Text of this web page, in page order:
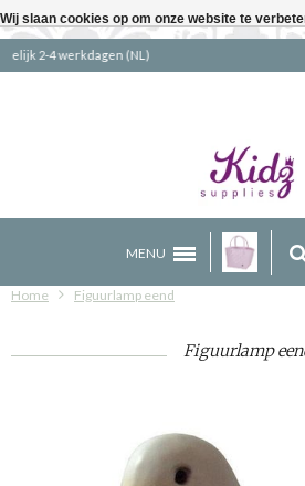
MENU
Home Figuurlamp eend
Figuurlamp
Wij slaan cookies op om onze website te